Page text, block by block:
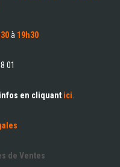
à 19h30
01
en cliquant ici.
de Ventes